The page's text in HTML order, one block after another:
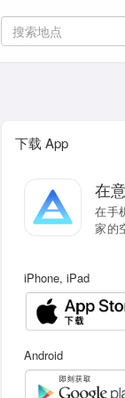
下载 App
在
在手
家的
iPhone, iPad
Android